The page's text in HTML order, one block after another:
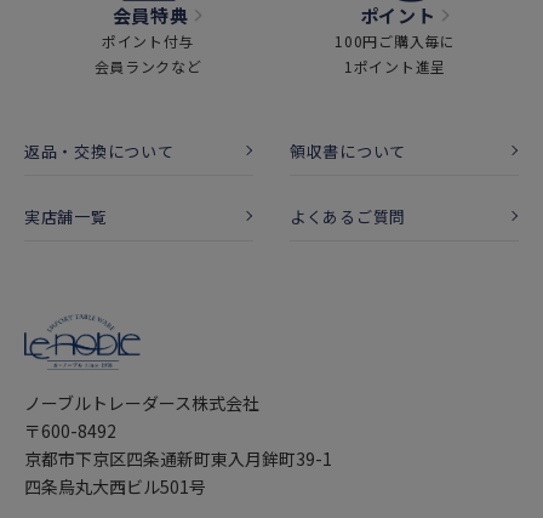
会員特典
ポイント付与
会員ランクなど
ポイント
100円ご購入毎に
1ポイント進呈
返品・交換について 領収書について
実店舗一覧 よくあるご質問
ノーブルトレーダース株式会社
〒600-8492
京都市下京区四条通新町東入月鉾町39-1
四条烏丸大西ビル501号